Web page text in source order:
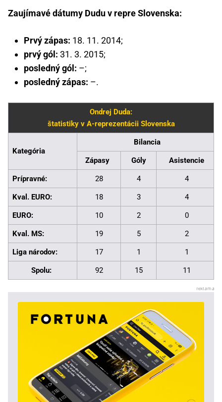
Zaujímavé dátumy Dudu v repre Slovenska:
Prvý zápas: 18. 11. 2014;
prvý gól: 31. 3. 2015;
posledný gól: –;
posledný zápas: –.
Ondrej Duda:
štatistiky v A-reprezentácii Slovenska
Kategória
Bilancia
Zápasy Góly Asistencie
Prípravné: 28 4 4
Kval. EURO: 18 3 4
EURO: 10 2 0
Kval. MS: 19 5 2
Liga národov: 17 1 1
Spolu: 92 15 11